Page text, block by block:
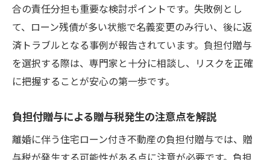
合の責任分担も重要な検討ポイントです。失敗例とし
て、ローン残債が多い状態で名義変更のみ行い、後に返
済トラブルとなる事例が報告されています。負担付贈与
を選択する際は、専門家と十分に相談し、リスクを正確
に把握することが安心の第一歩です。
負担付贈与による贈与税発生の注意点を解説
離婚に伴う住宅ローン付き不動産の負担付贈与では、贈
与税が発生する可能性がある点に注意が必要です。負担